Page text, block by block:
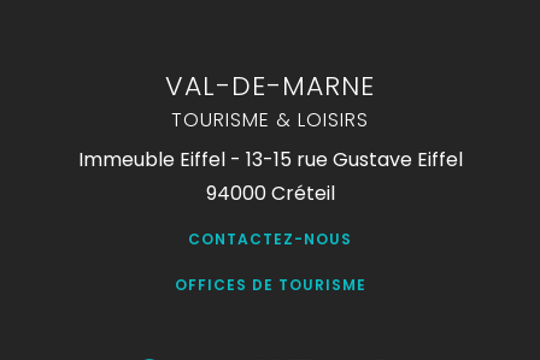
VAL-DE-MARNE
TOURISME & LOISIRS
Immeuble Eiffel - 13-15 rue Gustave Eiffel
94000 Créteil
CONTACTEZ-NOUS
OFFICES DE TOURISME